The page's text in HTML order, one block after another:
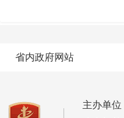
省内政府网站
主办单